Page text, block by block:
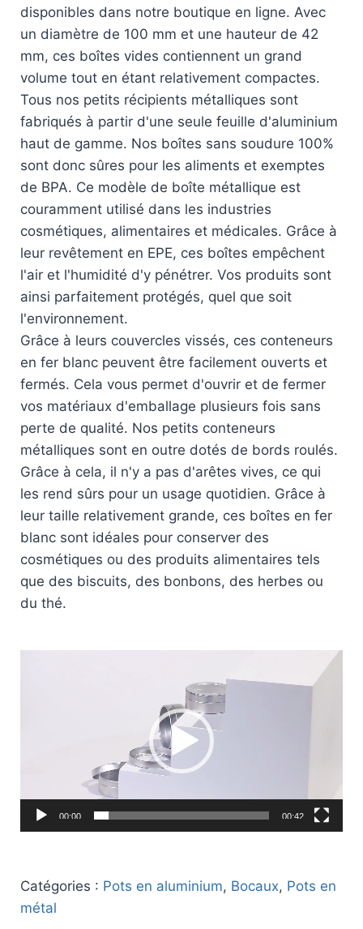
disponibles dans notre boutique en ligne. Avec
un diamètre de 100 mm et une hauteur de 42
mm, ces boîtes vides contiennent un grand
volume tout en étant relativement compactes.
Tous nos petits récipients métalliques sont
fabriqués à partir d'une seule feuille d'aluminium
haut de gamme. Nos boîtes sans soudure 100%
sont donc sûres pour les aliments et exemptes
de BPA. Ce modèle de boîte métallique est
couramment utilisé dans les industries
cosmétiques, alimentaires et médicales. Grâce à
leur revêtement en EPE, ces boîtes empêchent
l'air et l'humidité d'y pénétrer. Vos produits sont
ainsi parfaitement protégés, quel que soit
l'environnement.
Grâce à leurs couvercles vissés, ces conteneurs
en fer blanc peuvent être facilement ouverts et
fermés. Cela vous permet d'ouvrir et de fermer
vos matériaux d'emballage plusieurs fois sans
perte de qualité. Nos petits conteneurs
métalliques sont en outre dotés de bords roulés.
Grâce à cela, il n'y a pas d'arêtes vives, ce qui
les rend sûrs pour un usage quotidien. Grâce à
leur taille relativement grande, ces boîtes en fer
blanc sont idéales pour conserver des
cosmétiques ou des produits alimentaires tels
que des biscuits, des bonbons, des herbes ou
du thé.
00:00 00:42
Catégories : Pots en aluminium, Bocaux, Pots en
métal